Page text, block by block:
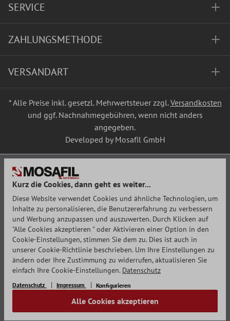
SERVICE
ZAHLUNGSMETHODE
VERSANDART
* Alle Preise inkl. gesetzl. Mehrwertsteuer zzgl.Versandkosten
und ggf. Nachnahmegebühren, wenn nicht anders
angegeben.
Developed by Mosafil GmbH
Kurz die Cookies, dann geht es weiter...
Diese Website verwendet Cookies und ähnliche Technologien, um
Inhalte zu personalisieren, die Benutzererfahrung zu verbessern
und Werbung anzupassen und auszuwerten. Durch Klicken auf
"Alle Cookies akzeptieren " oder Aktivieren einer Option in den
Cookie-Einstellungen, stimmen Sie dem zu. Dies ist auch in
unserer Cookie-Richtlinie beschrieben. Um Ihre Einstellungen zu
ändern oder Ihre Zustimmung zu widerrufen, aktualisieren Sie
einfach Ihre Cookie-Einstellungen. Datenschutz
Datenschutz Impressum Konfigurieren
Alle Cookies akzeptieren